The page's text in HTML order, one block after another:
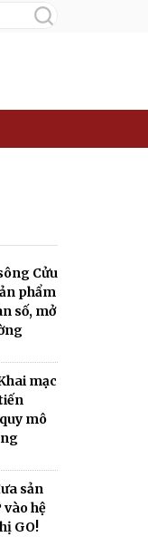
Cửu
phẩm
số, mở
mạc
mô
sản
vào hệ
GO!